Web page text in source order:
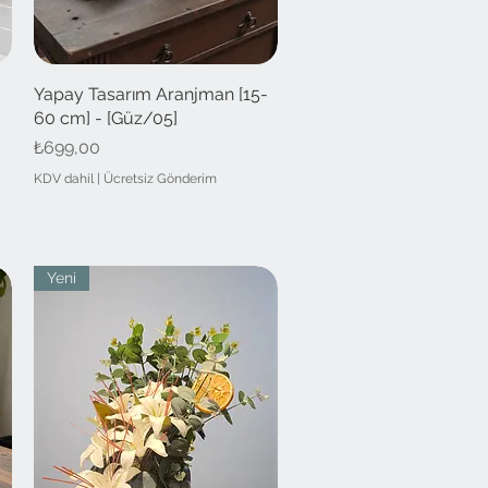
Hızlı Bakış
Yapay Tasarım Aranjman [15-
60 cm] - [Güz/05]
Fiyat
₺699,00
KDV dahil | Ücretsiz Gönderim
Yeni